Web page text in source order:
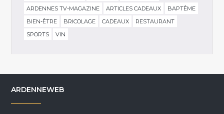
ARDENNES TV-MAGAZINE
ARTICLES CADEAUX
BAPTÊME
BIEN-ÊTRE
BRICOLAGE CADEAUX
RESTAURANT
SPORTS
VIN
ARDENNEWEB